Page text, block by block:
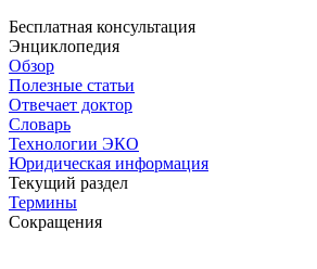
Бесплатная консультация
Энциклопедия
Обзор
Полезные статьи
Отвечает доктор
Словарь
Технологии ЭКО
Юридическая информация
Текущий раздел
Термины
Сокращения